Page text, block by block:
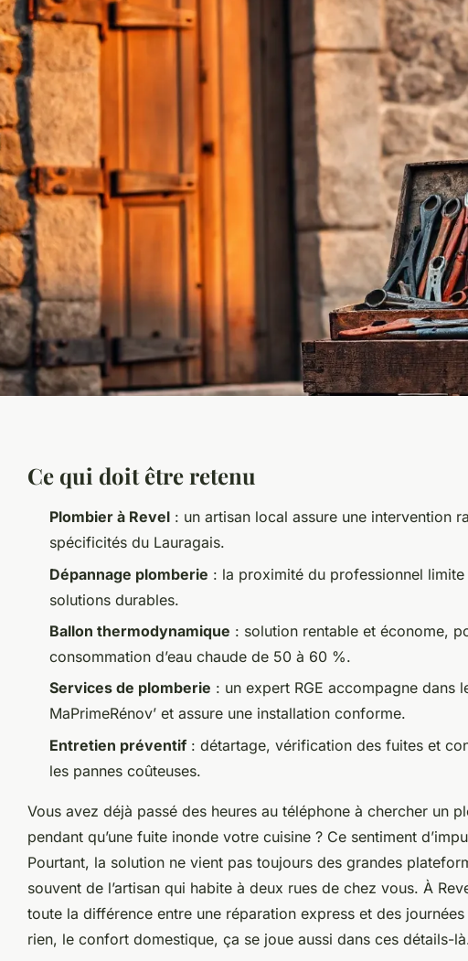
Ce qui doit être retenu
Plombier à Revel : un artisan local assure une intervention
spécificités du Lauragais.
Dépannage plomberie : la proximité du professionnel
solutions durables.
Ballon thermodynamique : solution rentable et économe,
consommation d’eau chaude de 50 à 60 %.
Services de plomberie : un expert RGE accompagne dans
MaPrimeRénov’ et assure une installation conforme.
Entretien préventif : détartage, vérification des fuites et
les pannes coûteuses.
Vous avez déjà passé des heures au téléphone à chercher un
pendant qu’une fuite inonde votre cuisine ? Ce sentiment
Pourtant, la solution ne vient pas toujours des grandes
souvent de l’artisan qui habite à deux rues de chez vous. À
toute la différence entre une réparation express et des
rien, le confort domestique, ça se joue aussi dans ces détails-